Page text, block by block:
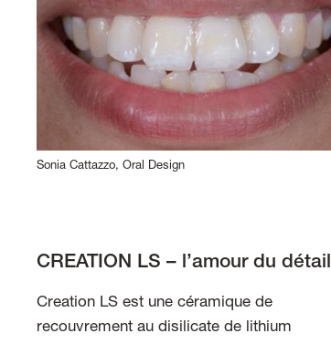
Sonia Cattazzo, Oral Design
CREATION LS – l’amour du détail
Creation LS est une céramique de
recouvrement au disilicate de lithium